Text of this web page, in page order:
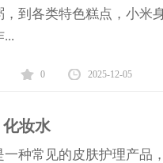
，到各类特色糕点，小米
...
0 2025-12-05
妆水
常见的皮肤护理产品，